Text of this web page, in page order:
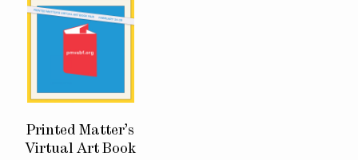
Printed Matter’s
Virtual Art Book